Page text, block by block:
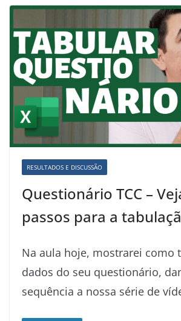
RESULTADOS E DISCUSSÃO
Questionário TCC –
passos para a
Na aula hoje, mostrarei como
dados do seu questionário,
sequência a nossa série de